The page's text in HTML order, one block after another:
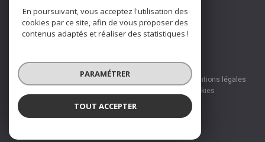
© 2026 | Tous droits réservés
Mentions légales
Cookies
Réalisé par :
En poursuivant, vous acceptez l'utilisation des
cookies par ce site, afin de vous proposer des
contenus adaptés et réaliser des statistiques !
PARAMÉTRER
TOUT ACCEPTER